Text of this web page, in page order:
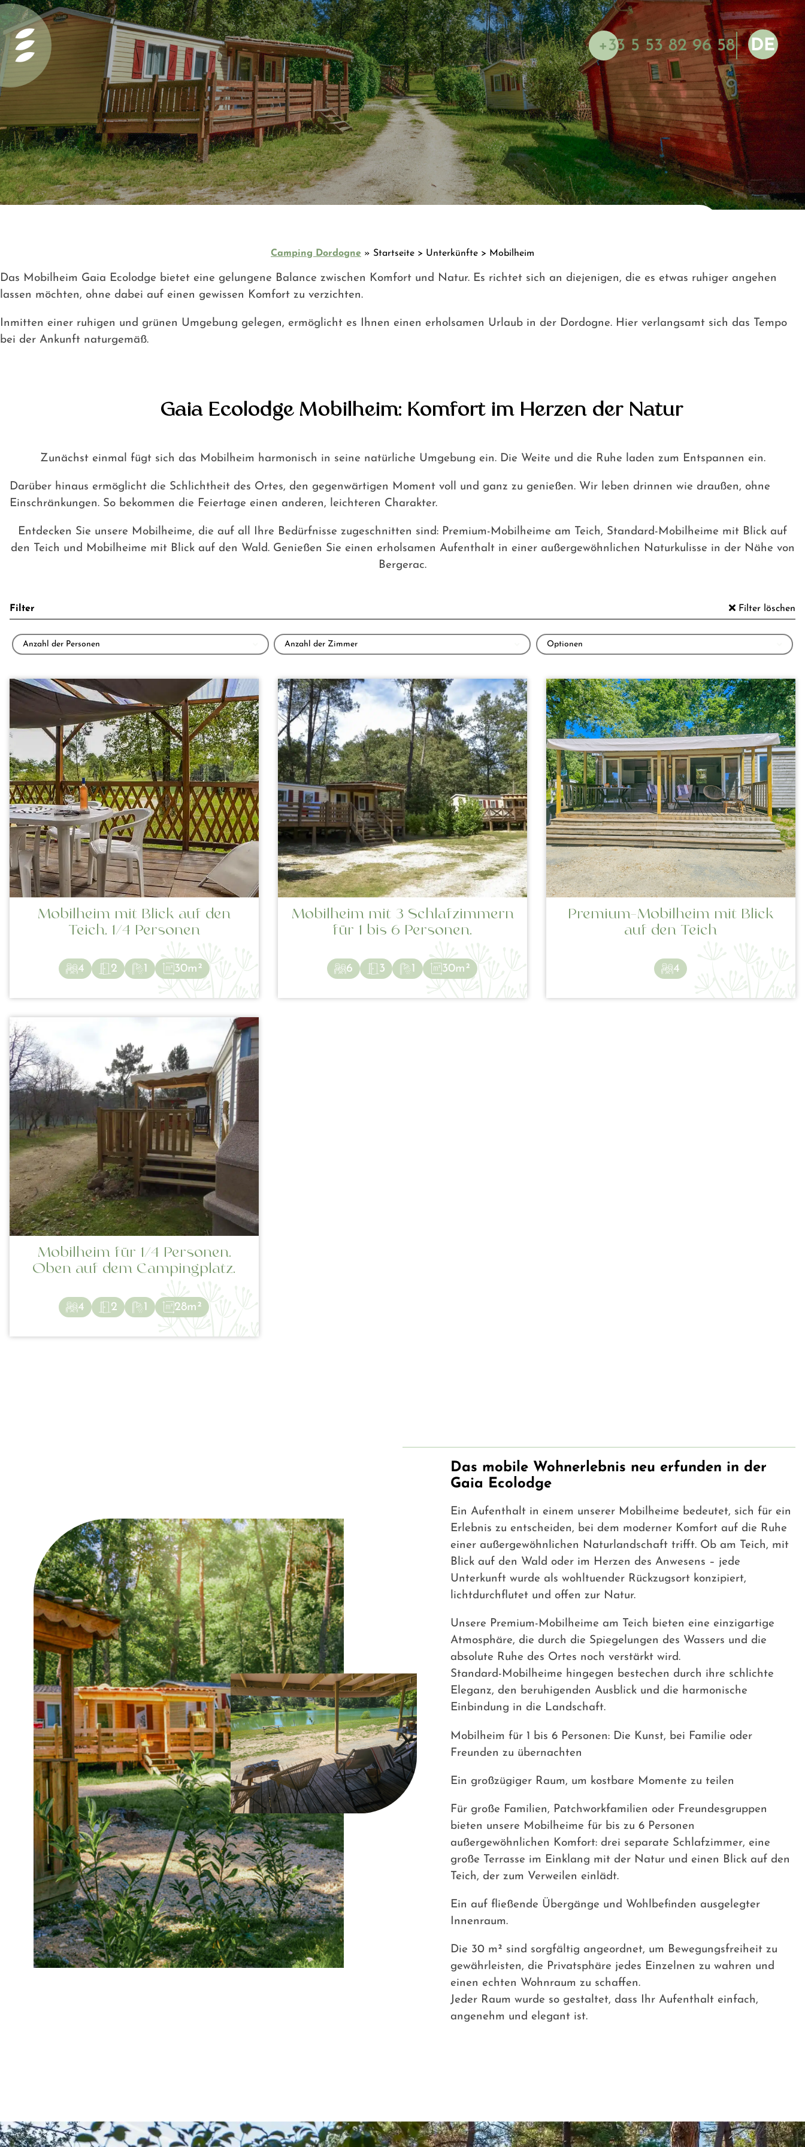
+33 5 53 82 96 58
NL
EN
FR
DE
Camping Dordogne » Startseite > Unterkünfte > Mobilheim
Das Mobilheim Gaia Ecolodge bietet eine gelungene Balance zwischen Komfort und Natur. Es richtet sich an diejenigen, die es etwas ruhiger angehen
lassen möchten, ohne dabei auf einen gewissen Komfort zu verzichten.
Inmitten einer ruhigen und grünen Umgebung gelegen, ermöglicht es Ihnen einen erholsamen Urlaub in der Dordogne. Hier verlangsamt sich das Tempo
bei der Ankunft naturgemäß.
Gaia Ecolodge Mobilheim: Komfort im Herzen der Natur
Zunächst einmal fügt sich das Mobilheim harmonisch in seine natürliche Umgebung ein. Die Weite und die Ruhe laden zum Entspannen ein.
Darüber hinaus ermöglicht die Schlichtheit des Ortes, den gegenwärtigen Moment voll und ganz zu genießen. Wir leben drinnen wie draußen, ohne
Einschränkungen. So bekommen die Feiertage einen anderen, leichteren Charakter.
Entdecken Sie unsere Mobilheime, die auf all Ihre Bedürfnisse zugeschnitten sind: Premium-Mobilheime am Teich, Standard-Mobilheime mit Blick auf
den Teich und Mobilheime mit Blick auf den Wald. Genießen Sie einen erholsamen Aufenthalt in einer außergewöhnlichen Naturkulisse in der Nähe von
Bergerac.
Filter Filter löschen
Anzahl der Personen Anzahl der Zimmer Optionen
Mobilheim mit Blick auf den
Teich, 1/4 Personen
4 2 1 30m²
Mobilheim mit 3 Schlafzimmern
für 1 bis 6 Personen.
6 3 1 30m²
Premium-Mobilheim mit Blick
auf den Teich
4
Mobilheim für 1/4 Personen.
Oben auf dem Campingplatz.
4 2 1 28m²
Das mobile Wohnerlebnis neu erfunden in der
Gaia Ecolodge
Ein Aufenthalt in einem unserer Mobilheime bedeutet, sich für ein
Erlebnis zu entscheiden, bei dem moderner Komfort auf die Ruhe
einer außergewöhnlichen Naturlandschaft trifft. Ob am Teich, mit
Blick auf den Wald oder im Herzen des Anwesens – jede
Unterkunft wurde als wohltuender Rückzugsort konzipiert,
lichtdurchflutet und offen zur Natur.
Unsere Premium-Mobilheime am Teich bieten eine einzigartige
Atmosphäre, die durch die Spiegelungen des Wassers und die
absolute Ruhe des Ortes noch verstärkt wird.
Standard-Mobilheime hingegen bestechen durch ihre schlichte
Eleganz, den beruhigenden Ausblick und die harmonische
Einbindung in die Landschaft.
Mobilheim für 1 bis 6 Personen: Die Kunst, bei Familie oder
Freunden zu übernachten
Ein großzügiger Raum, um kostbare Momente zu teilen
Für große Familien, Patchworkfamilien oder Freundesgruppen
bieten unsere Mobilheime für bis zu 6 Personen
außergewöhnlichen Komfort: drei separate Schlafzimmer, eine
große Terrasse im Einklang mit der Natur und einen Blick auf den
Teich, der zum Verweilen einlädt.
Ein auf fließende Übergänge und Wohlbefinden ausgelegter
Innenraum.
Die 30 m² sind sorgfältig angeordnet, um Bewegungsfreiheit zu
gewährleisten, die Privatsphäre jedes Einzelnen zu wahren und
einen echten Wohnraum zu schaffen.
Jeder Raum wurde so gestaltet, dass Ihr Aufenthalt einfach,
angenehm und elegant ist.